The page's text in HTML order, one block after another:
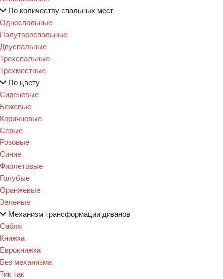
По количеству спальных мест
Односпальные
Полутороспальные
Двуспальные
Трехспальные
Трехместные
По цвету
Сиреневые
Бежевые
Коричневые
Серые
Розовые
Синие
Фиолетовые
Голубые
Оранжевые
Зеленые
Механизм трансформации диванов
Сабля
Книжка
Еврокнижка
Без механизма
Тик так